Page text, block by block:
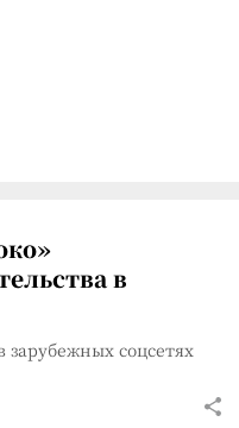
в
соцсетях